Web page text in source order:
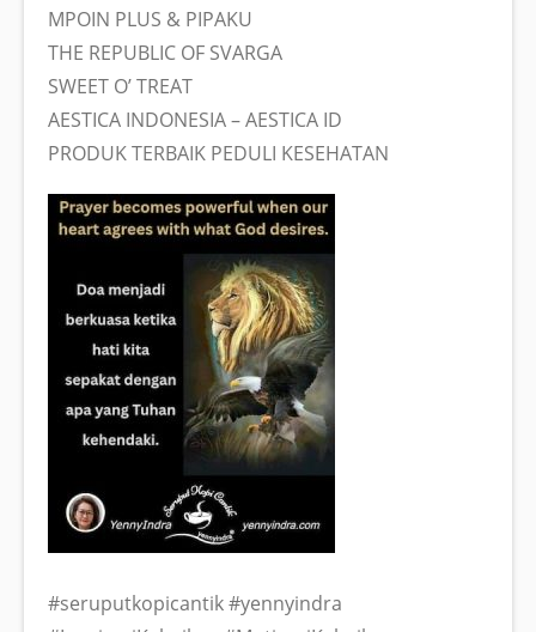
MPOIN PLUS & PIPAKU
THE REPUBLIC OF SVARGA
SWEET O’ TREAT
AESTICA INDONESIA – AESTICA ID
PRODUK TERBAIK PEDULI KESEHATAN
#seruputkopicantik #yennyindra